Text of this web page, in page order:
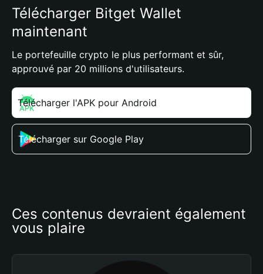
Télécharger Bitget Wallet
maintenant
Le portefeuille crypto le plus performant et sûr,
approuvé par 20 millions d'utilisateurs.
Télécharger l'APK pour Android
Télécharger sur Google Play
Ces contenus devraient également
vous plaire